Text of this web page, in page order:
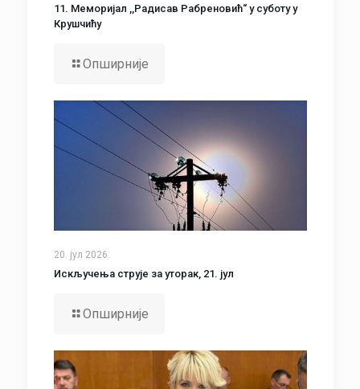
11. Меморијал ,,Радисав Рабреновић“ у суботу у
Крушчићу
Опширније
20. јул 2026.
Искључења струје за уторак, 21. јул
Опширније